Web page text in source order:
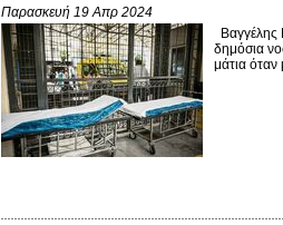
Παρασκευή 19 Απρ 2024
δημόσια
μάτια όταν